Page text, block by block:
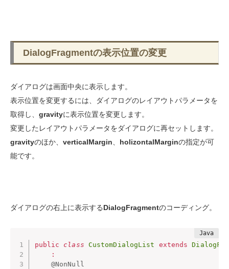
DialogFragmentの表示位置の変更
ダイアログは画面中央に表示します。
表示位置を変更するには、ダイアログのレイアウトパラメータを
取得し、 gravityに表示位置を変更します。
変更したレイアウトパラメータをダイアログに再セットします。
gravityのほか、 verticalMargin holizontalMarginの指定が可
能です。
ダイアログの右上に表示するDialogFragmentのコーディング。
public class CustomDialogList extends
:
@NonNull